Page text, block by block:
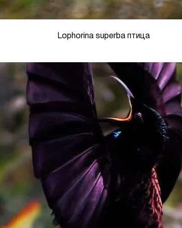
Lophorina superba птица